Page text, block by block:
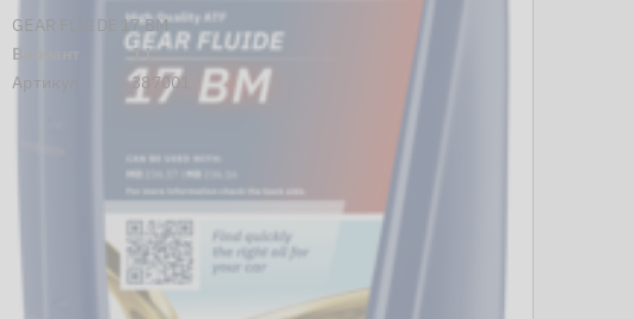
GEAR FLUIDE 17 BM
Вариант
1 L
Артикул
387001